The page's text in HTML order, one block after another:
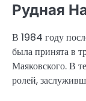
Рудная
В 1984 году
была принята в
Маяковского. В
ролей,